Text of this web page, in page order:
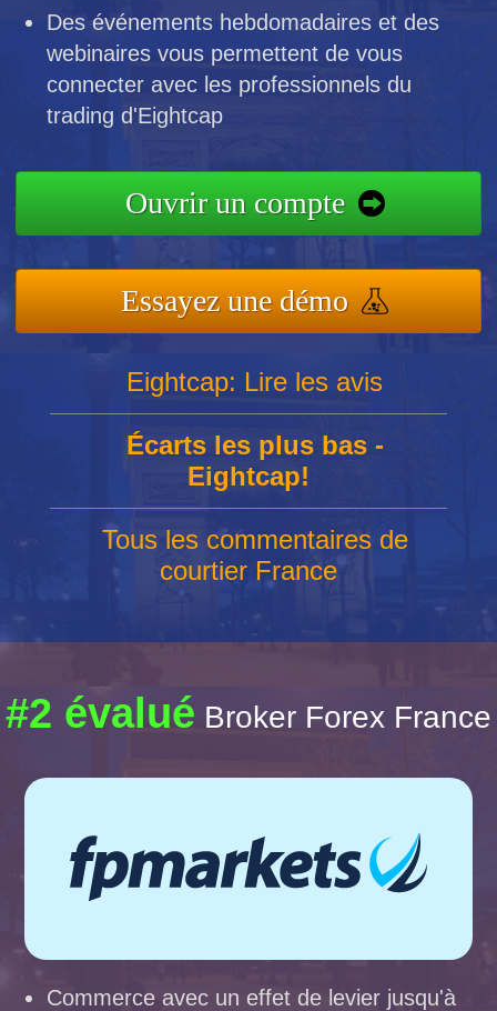
Des événements hebdomadaires et des
webinaires vous permettent de vous
connecter avec les professionnels du
trading d'Eightcap
Ouvrir un compte
Essayez une démo
Eightcap: Lire les avis
Écarts les plus bas -
Eightcap!
Tous les commentaires de
courtier France
#2 évalué Broker Forex France
Commerce avec un effet de levier jusqu'à